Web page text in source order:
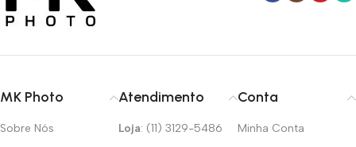
MK Photo
Sobre Nós
Atendimento
Loja: (11) 3129-5486
Conta
Minha Conta